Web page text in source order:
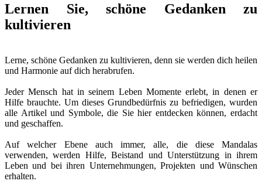
Lernen Sie, schöne Gedanken zu
kultivieren
Lerne, schöne Gedanken zu kultivieren, denn sie werden dich heilen
und Harmonie auf dich herabrufen.
Jeder Mensch hat in seinem Leben Momente erlebt, in denen er
Hilfe brauchte. Um dieses Grundbedürfnis zu befriedigen, wurden
alle Artikel und Symbole, die Sie hier entdecken können, erdacht
und geschaffen.
Auf welcher Ebene auch immer, alle, die diese Mandalas
verwenden, werden Hilfe, Beistand und Unterstützung in ihrem
Leben und bei ihren Unternehmungen, Projekten und Wünschen
erhalten.